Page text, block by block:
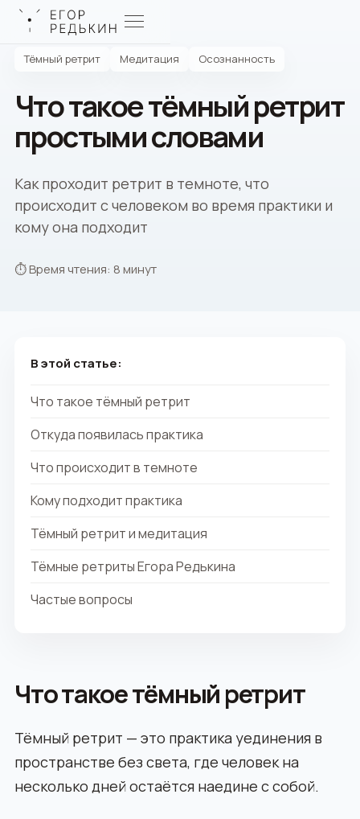
Тёмный ретрит Медитация Осознанность
Что такое тёмный ретрит
простыми словами
Как проходит ретрит в темноте, что
происходит с человеком во время практики и
кому она подходит
⏱ Время чтения: 8 минут
В этой статье:
Что такое тёмный ретрит
Откуда появилась практика
Что происходит в темноте
Кому подходит практика
Тёмный ретрит и медитация
Тёмные ретриты Егора Редькина
Частые вопросы
Что такое тёмный ретрит
Тёмный ретрит — это практика уединения в
пространстве без света, где человек на
несколько дней остаётся наедине с собой.